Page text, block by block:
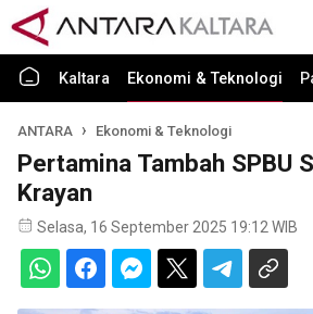
Kaltara Ekonomi & Teknologi
ANTARA Ekonomi & Teknologi
Pertamina Tambah SPBU
Krayan
Selasa, 16 September 2025 19:12 WIB